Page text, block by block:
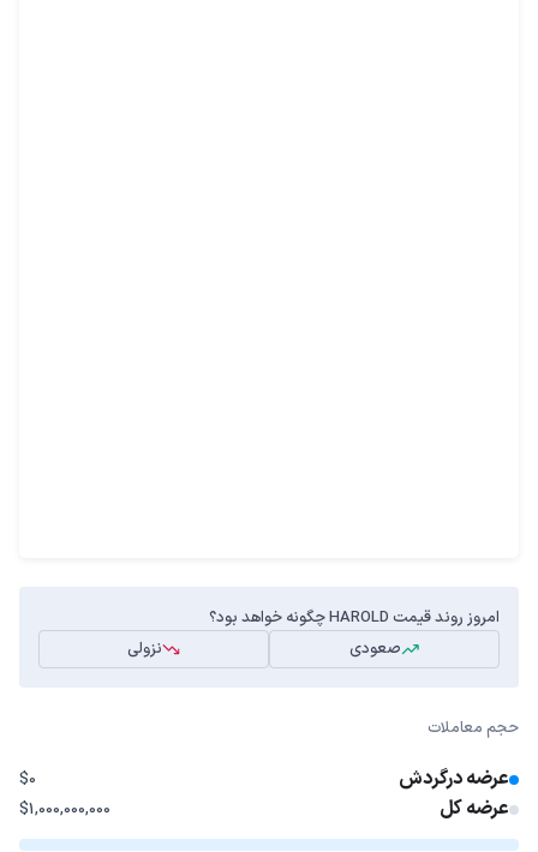
امروز روند قیمت HAROLD چگونه خواهد بود؟
صعودی
نزولی
حجم معاملات
عرضه درگردش $0
عرضه کل $1,000,000,000